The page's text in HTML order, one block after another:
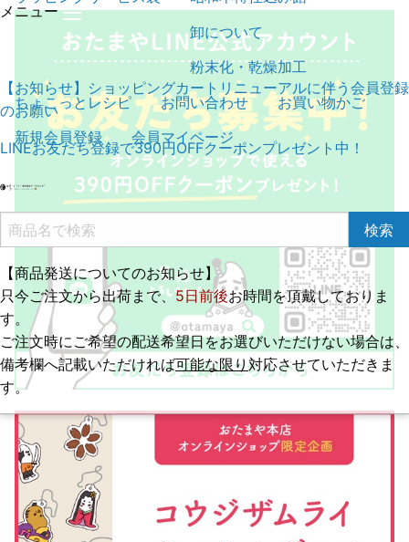
メニュー
卸について
粉末化・乾燥加工
ちょこっとレシピ
お問い合わせ
お買い物かご
新規会員登録
会員マイページ
【お知らせ】ショッピングカートリニューアルに伴う会員登録
のお願い
LINEお友だち登録で390円OFFクーポンプレゼント中！
【商品発送についてのお知らせ】
只今ご注文から出荷まで、5日前後お時間を頂戴しておりま
す。
ご注文時にご希望の配送希望日をお選びいただけない場合は、
備考欄へ記載いただければ可能な限り対応させていただきま
す。